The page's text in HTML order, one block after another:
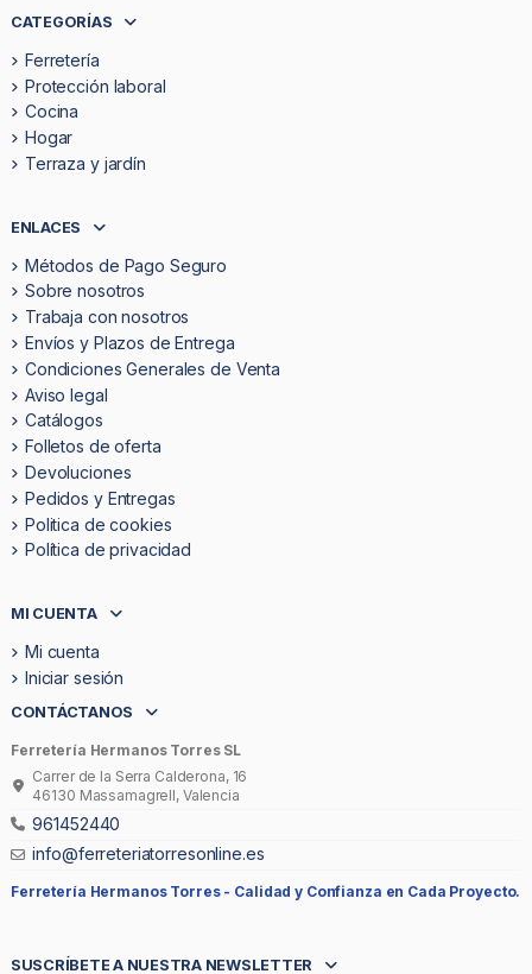
CATEGORÍAS
Ferretería
Protección laboral
Cocina
Hogar
Terraza y jardín
ENLACES
Métodos de Pago Seguro
Sobre nosotros
Trabaja con nosotros
Envíos y Plazos de Entrega
Condiciones Generales de Venta
Aviso legal
Catálogos
Folletos de oferta
Devoluciones
Pedidos y Entregas
Politica de cookies
Política de privacidad
MI CUENTA
Mi cuenta
Iniciar sesión
CONTÁCTANOS
Ferretería Hermanos Torres SL
Carrer de la Serra Calderona, 16
46130 Massamagrell, Valencia
961452440
info@ferreteriatorresonline.es
Ferretería Hermanos Torres - Calidad y Confianza en Cada Proyecto.
SUSCRÍBETE A NUESTRA NEWSLETTER